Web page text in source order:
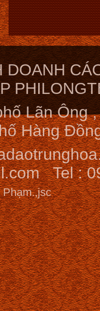
DOANH
Lãn Ông
Hàng
Tel :